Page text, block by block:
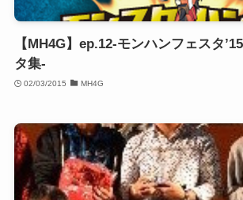
【MH4G】ep.12-モンハンフェスタ
タ集-
02/03/2015 MH4G